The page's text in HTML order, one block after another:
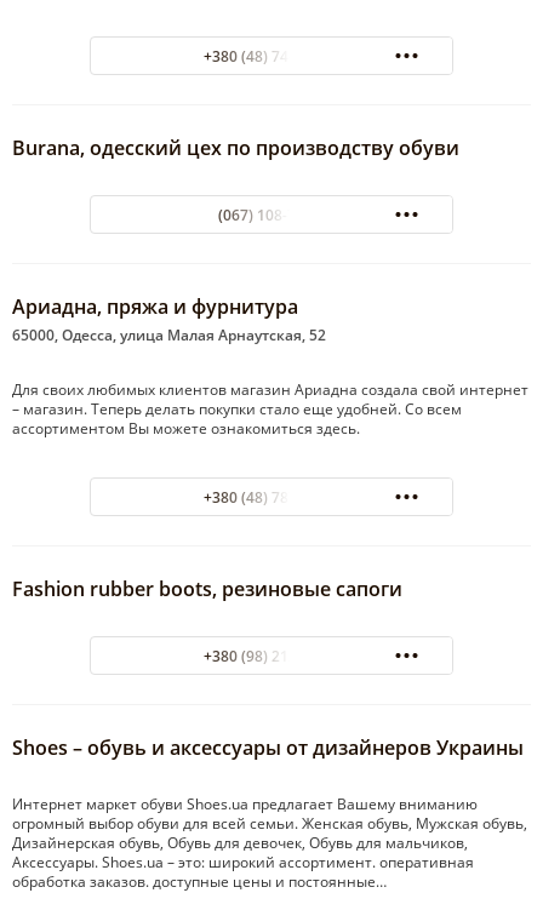
+380 (48) 746-87-66
Burana, одесский цех по производству обуви
(067) 108-73-69
Ариадна, пряжа и фурнитура
65000, Одесса, улица Малая Арнаутская, 52
Для своих любимых клиентов магазин Ариадна создала свой интернет
– магазин. Теперь делать покупки стало еще удобней. Со всем
ассортиментом Вы можете ознакомиться здесь.
+380 (48) 787-91-52
Fashion rubber boots, резиновые сапоги
+380 (98) 212-75-49
Shoes – обувь и аксессуары от дизайнеров Украины
Интернет маркет обуви Shoes.ua предлагает Вашему вниманию
огромный выбор обуви для всей семьи. Женская обувь, Мужская обувь,
Дизайнерская обувь, Обувь для девочек, Обувь для мальчиков,
Аксессуары. Shoes.ua – это: широкий ассортимент. оперативная
обработка заказов. доступные цены и постоянные…